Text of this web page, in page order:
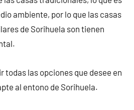
ambiente, por lo que las casas
de Sorihuela son tienen
todas las opciones que desee en
al entono de Sorihuela.